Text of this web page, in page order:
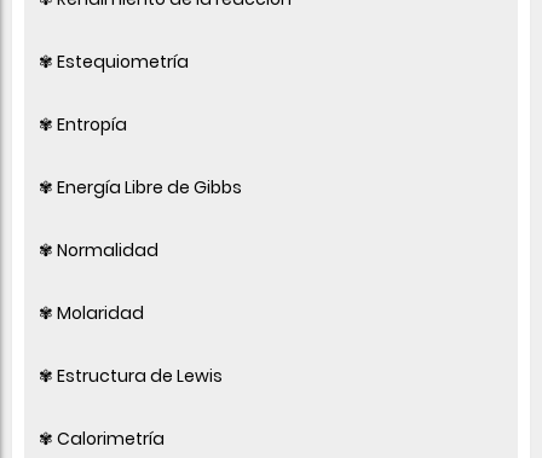
✾ Estequiometría
✾ Entropía
✾ Energía Libre de Gibbs
✾ Normalidad
✾ Molaridad
✾ Estructura de Lewis
✾ Calorimetría